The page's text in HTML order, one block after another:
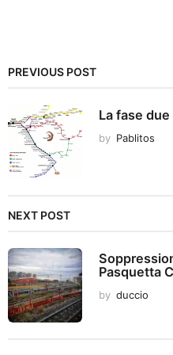
iPREVIOUS POST
La fase
by Pablitos
NEXT POST
Pasquetta
by duccio